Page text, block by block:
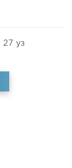
27 уз